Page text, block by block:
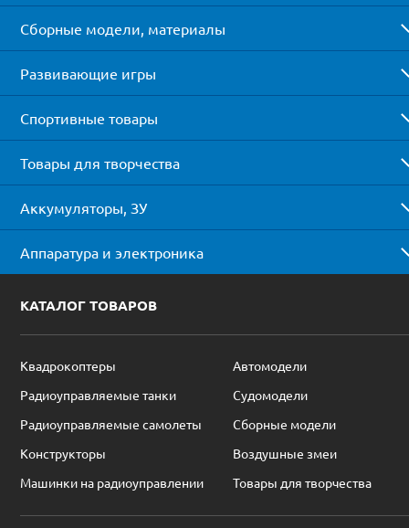
Сборные модели, материалы
Развивающие игры
Спортивные товары
Товары для творчества
Аккумуляторы, ЗУ
Аппаратура и электроника
КАТАЛОГ ТОВАРОВ
Квадрокоптеры
Автомодели
Радиоуправляемые танки
Судомодели
Радиоуправляемые самолеты
Сборные модели
Конструкторы
Воздушные змеи
Машинки на радиоуправлении
Товары для творчества